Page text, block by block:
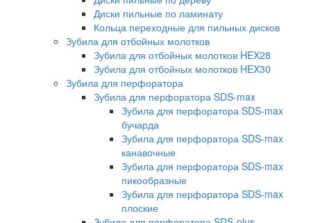
Диски пильные по ламинату
Кольца переходные для пильных дисков
Зубила для отбойных молотков
Зубила для отбойных молотков HEX28
Зубила для отбойных молотков HEX30
Зубила для перфоратора
Зубила для перфоратора SDS-max
Зубила для перфоратора SDS-max
бучарда
Зубила для перфоратора SDS-max
канавочные
Зубила для перфоратора SDS-max
пикообразные
Зубила для перфоратора SDS-max
плоские